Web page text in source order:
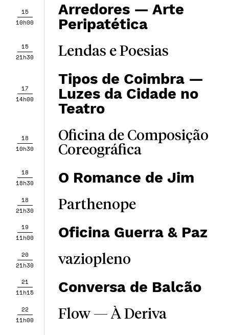
15
10h00
Arredores — Arte
Peripatética
15
21h30
Lendas e Poesias
17
14h00
Tipos de Coimbra —
Luzes da Cidade no
Teatro
18
10h30
Oficina de Composição
Coreográfica
18
18h30
O Romance de Jim
18
21h30
Parthenope
19
11h00
Oficina Guerra & Paz
20
21h30
vaziopleno
21
11h15
Conversa de Balcão
22
11h00
Flow — À Deriva